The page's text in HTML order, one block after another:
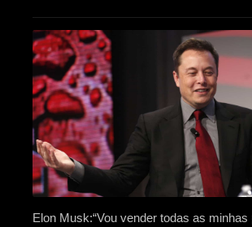
Elon Musk:“Vou vender todas as minhas